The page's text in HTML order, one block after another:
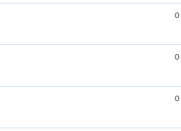
0
0
0